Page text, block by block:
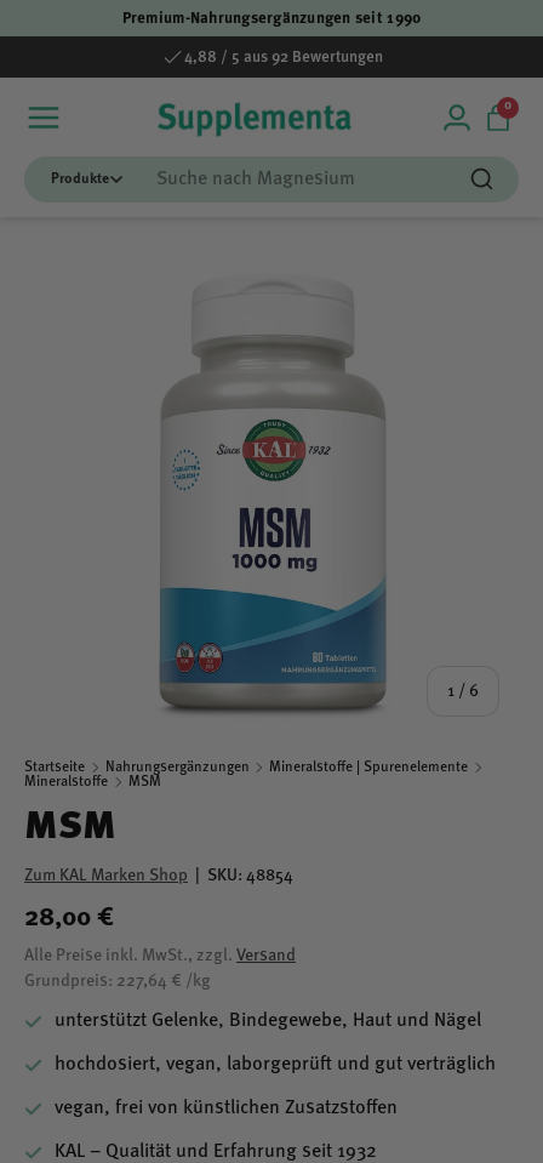
Premium-Nahrungsergänzungen seit 1990
4,88 / 5 aus 92 Bewertungen
Einloggen
00
Suchen
Suchen
1 / von
6
Startseite Nahrungsergänzungen
Mineralstoffe | Spurenelemente
Mineralstoffe
MSM
MSM
Zum KAL Marken Shop SKU: 48854
28,00 €
Alle Preise inkl. MwSt., zzgl. Versand
Grundpreis: 227,64 € /kg
unterstützt Gelenke, Bindegewebe, Haut und Nägel
hochdosiert, vegan, laborgeprüft und gut verträglich
vegan, frei von künstlichen Zusatzstoffen
KAL – Qualität und Erfahrung seit 1932